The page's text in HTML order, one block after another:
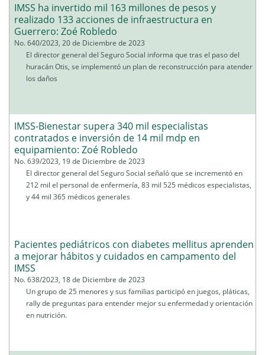
IMSS ha invertido mil 163 millones de pesos y
realizado 133 acciones de infraestructura en
Guerrero: Zoé Robledo
No. 640/2023, 20 de Diciembre de 2023
El director general del Seguro Social informa que tras el paso del
huracán Otis, se implementó un plan de reconstrucción para atender
los daños
IMSS-Bienestar supera 340 mil especialistas
contratados e inversión de 14 mil mdp en
equipamiento: Zoé Robledo
No. 639/2023, 19 de Diciembre de 2023
El director general del Seguro Social señaló que se incrementó en
212 mil el personal de enfermería, 83 mil 525 médicos especialistas,
y 44 mil 365 médicos generales
Pacientes pediátricos con diabetes mellitus aprenden
a mejorar hábitos y cuidados en campamento del
IMSS
No. 638/2023, 18 de Diciembre de 2023
Un grupo de 25 menores y sus familias participó en juegos, pláticas,
rally de preguntas para entender mejor su enfermedad y orientación
en nutrición.